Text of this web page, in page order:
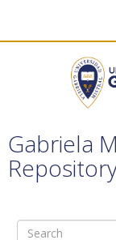
Gabriela